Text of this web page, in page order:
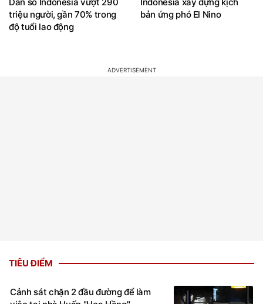
triệu người, gần 70% trong
độ tuổi lao động
bản ứng phó El Nino
TIÊU ĐIỂM
Cảnh sát chặn 2 đầu đường để làm